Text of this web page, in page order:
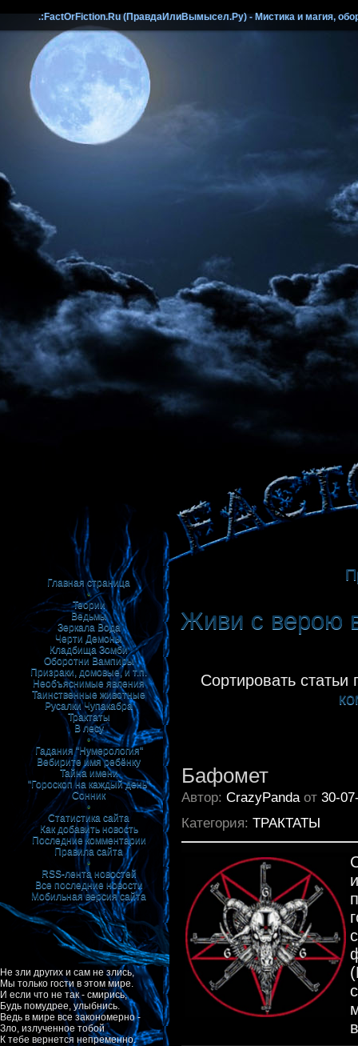
.:FactOrFiction.Ru (ПравдаИлиВымысел.Ру) - Мистика и магия,
Главная страница
•
Теории
Ведьмы
Зеркала Вода
Черти Демоны
Кладбища Зомби
Оборотни Вампиры
Призраки, домовые, и т.п.
Необъяснимые явления
Таинственные животные
Русалки Чупакабра
Трактаты
В лесу
•
Гадания "Нумерология"
Вебирите имя ребёнку
Тайна имени
"Гороскоп на каждый день"
Сонник
•
Статистика сайта
Как добавить новость
Последние комментарии
Правила сайта
•
RSS-лента новостей
Все последние новости
Мобильная версия сайта
Не зли других и сам не злись,
Мы только гости в этом мире.
И если что не так - смирись,
Будь помудрее, улыбнись.
Ведь в мире все закономерно -
Зло, излученное тобой
К тебе вернется непременно.
Живи с верою
Сортировать статьи
Бафомет
Автор: CrazyPanda от 30-
Категория: ТРАКТАТЫ